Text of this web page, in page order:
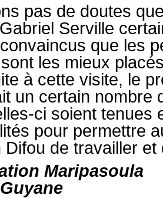
pas de doutes
Serville
que les
les mieux
à cette visite, le
un certain nombre
ci soient tenues
pour permettre
de travailler
Maripasoula
Guyane